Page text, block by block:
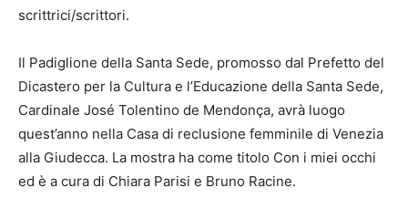
scrittrici/scrittori.
Il Padiglione della Santa Sede, promosso dal Prefetto del
Dicastero per la Cultura e l’Educazione della Santa Sede,
Cardinale José Tolentino de Mendonça, avrà luogo
quest’anno nella Casa di reclusione femminile di Venezia
alla Giudecca. La mostra ha come titolo Con i miei occhi
ed è a cura di Chiara Parisi e Bruno Racine.